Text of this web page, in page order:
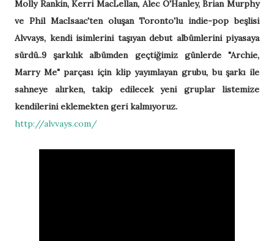
Molly Rankin, Kerri MacLellan, Alec O'Hanley, Brian Murphy
ve Phil MacIsaac'ten oluşan Toronto'lu indie-pop beşlisi
Alvvays, kendi isimlerini taşıyan debut albümlerini piyasaya
sürdü..9 şarkılık albümden geçtiğimiz günlerde "Archie,
Marry Me" parçası için klip yayımlayan grubu, bu şarkı ile
sahneye alırken, takip edilecek yeni gruplar listemize
kendilerini eklemekten geri kalmıyoruz.
http://alvvays.com/